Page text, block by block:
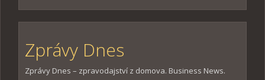
Zprávy Dnes
Zprávy Dnes – zpravodajství z domova. Business News.